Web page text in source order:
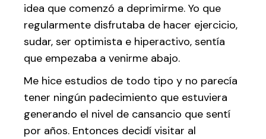
idea que comenzó a deprimirme. Yo que
regularmente disfrutaba de hacer ejercicio,
sudar, ser optimista e hiperactivo, sentía
que empezaba a venirme abajo.
Me hice estudios de todo tipo y no parecía
tener ningún padecimiento que estuviera
generando el nivel de cansancio que sentí
por años. Entonces decidí visitar al